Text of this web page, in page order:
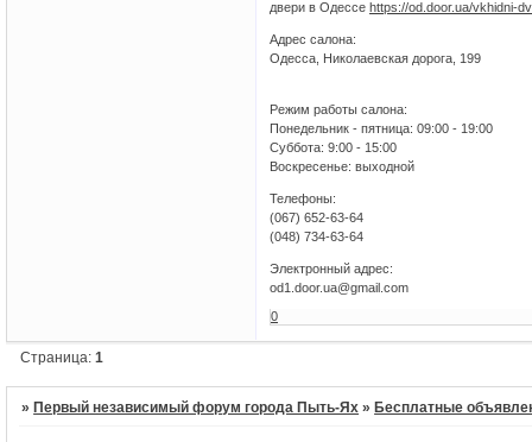
двери в Одессеhttps://od.door.ua/vkhidni-
Адрес салона:
Одесса, Николаевская дорога, 199
Режим работы салона:
Понедельник - пятница: 09:00 - 19:00
Суббота: 9:00 - 15:00
Воскресенье: выходной
Телефоны:
(067) 652-63-64
(048) 734-63-64
Электронный адрес:
od1.door.ua@gmail.com
0
Страница:1
» Первый независимый форум города Пыть-Ях » Бесплатные